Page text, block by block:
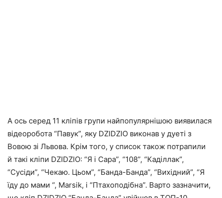
А ось серед 11 кліпів групи найпопулярнішою виявилася
відеоробота “Павук”, яку DZIDZІO виконав у дуеті з
Вовою зі Львова. Крім того, у список також потрапили
й такі кліпи DZIDZIO: “Я і Сара”, “108”, “Каділлак”,
“Сусіди”, “Чекаю. Цьом”, “Банда-Банда”, “Вихідний”, “Я
їду до мами “, Marsik, і “Птахоподібна”. Варто зазначити,